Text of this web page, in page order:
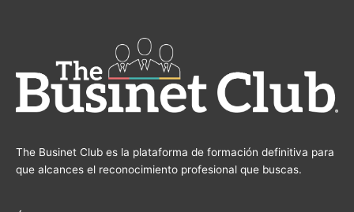
The Businet Club es la plataforma de formación definitiva para
que alcances el reconocimiento profesional que buscas.